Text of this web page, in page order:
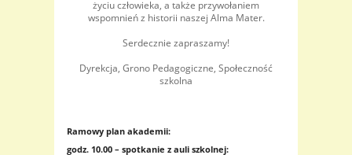
życiu człowieka, a także przywołaniem
wspomnień z historii naszej Alma Mater.
Serdecznie zapraszamy!
Dyrekcja, Grono Pedagogiczne, Społeczność
szkolna
Ramowy plan akademii:
godz. 10.00 – spotkanie z auli szkolnej: